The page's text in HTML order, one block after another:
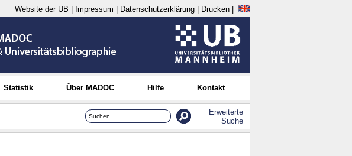
Website der UB Impressum Datenschutzerklärung Drucken
Statistik Über MADOC Hilfe Kontakt
Erweiterte
Suche